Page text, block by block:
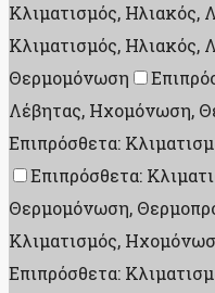
Κλιματισμός, Ηλιακός,
Κλιματισμός,
Θερμομόνωση
Λέβητας, Ηχομόνωση,
Επιπρόσθετα:
Επιπρόσθετα:
Θερμομόνωση,
Κλιματισμός,
Επιπρόσθετα: